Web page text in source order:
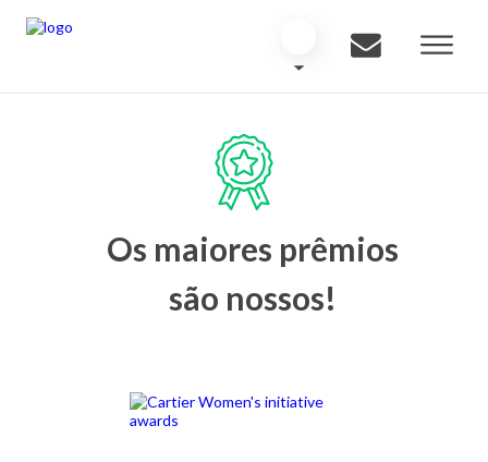
Os maiores prêmios
são nossos!